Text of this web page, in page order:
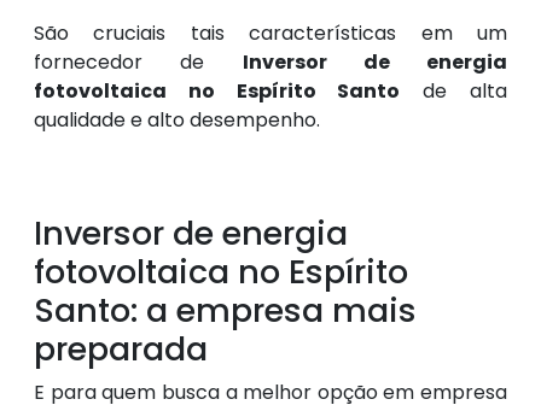
São cruciais tais características em um
fornecedor de Inversor de energia
fotovoltaica no Espírito Santo de alta
qualidade e alto desempenho.
Inversor de energia
fotovoltaica no Espírito
Santo: a empresa mais
preparada
E para quem busca a melhor opção em empresa